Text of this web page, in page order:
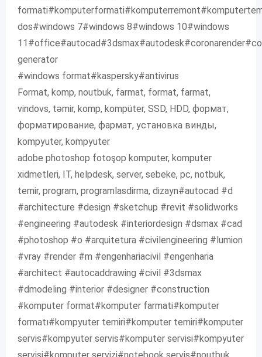
dos#windows 7#windows 8#windows 10#windows
generator
#windows format#kaspersky#antivirus
Format, komp, noutbuk, farmat, format, farmat,
vindovs, təmir, komp, kompüter, SSD, HDD, формат,
форматирование, фармат, установка винды,
kompyuter, kompyuter
adobe photoshop fotoşop komputer, komputer
xidmetleri, IT, helpdesk, server, sebeke, pc, notbuk,
temir, program, programlasdirma, dizayn#autocad #d
#architecture #design #sketchup #revit #solidworks
#engineering #autodesk #interiordesign #dsmax #cad
#photoshop #o #arquitetura #civilengineering #lumion
#vray #render #m #engenhariacivil #engenharia
#architect #autocaddrawing #civil #3dsmax
#dmodeling #interior #designer #construction
#komputer format#komputer farmati#komputer
formatı#kompyuter temiri#komputer temiri#komputer
servis#kompyuter servis#komputer servisi#kompyuter